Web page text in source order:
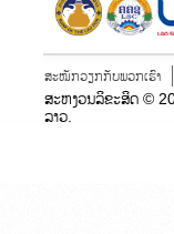
ສະໝັກວຽກກັບພວກເຮົາ
ສະຫງວນລິຂະສິດ ©
ລາວ.